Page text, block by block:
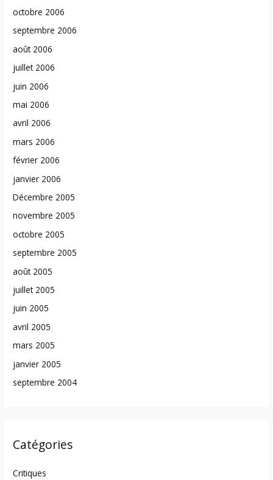
octobre 2006
septembre 2006
août 2006
juillet 2006
juin 2006
mai 2006
avril 2006
mars 2006
février 2006
janvier 2006
Décembre 2005
novembre 2005
octobre 2005
septembre 2005
août 2005
juillet 2005
juin 2005
avril 2005
mars 2005
janvier 2005
septembre 2004
Catégories
Critiques